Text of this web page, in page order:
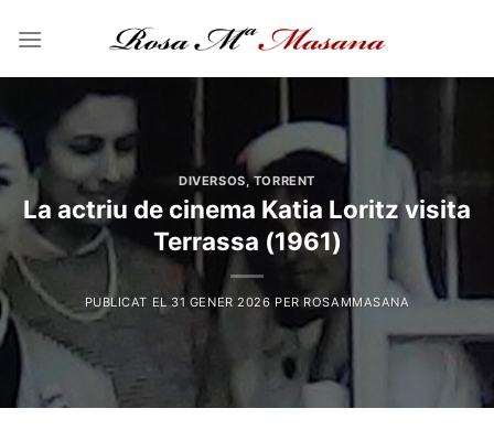
DIVERSOS ,TORRENT
La actriu de cinema Katia Loritz visita
Terrassa (1961)
PUBLICAT EL31 GENER 2026 PER ROSAMMASANA